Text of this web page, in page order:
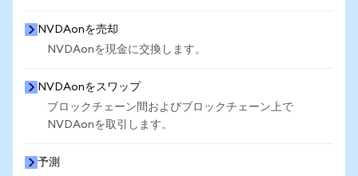
NVDAonを売却
NVDAonを現金に交換します。
NVDAonをスワップ
ブロックチェーン間およびブロックチェーン上で
NVDAonを取引します。
予測